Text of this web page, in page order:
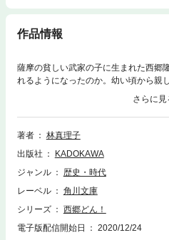
作品情報
薩摩の貧しい武家の子に生まれた西郷
れるようになったのか。幼い頃から親
君・島津斉彬との出会い。激動の青春
著者
林真理子
出版社
KADOKAWA
ジャンル
歴史・時代
レーベル
角川文庫
シリーズ
西郷どん！
電子版配信開始日
2020/12/24